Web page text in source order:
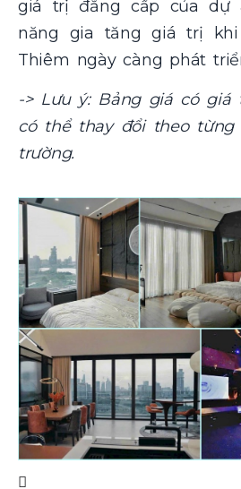
giá trị đẳng cấp của dự
năng gia tăng giá trị
Thiêm ngày càng phát
-> Lưu ý: Bảng giá có
có thể thay đổi theo
trường.